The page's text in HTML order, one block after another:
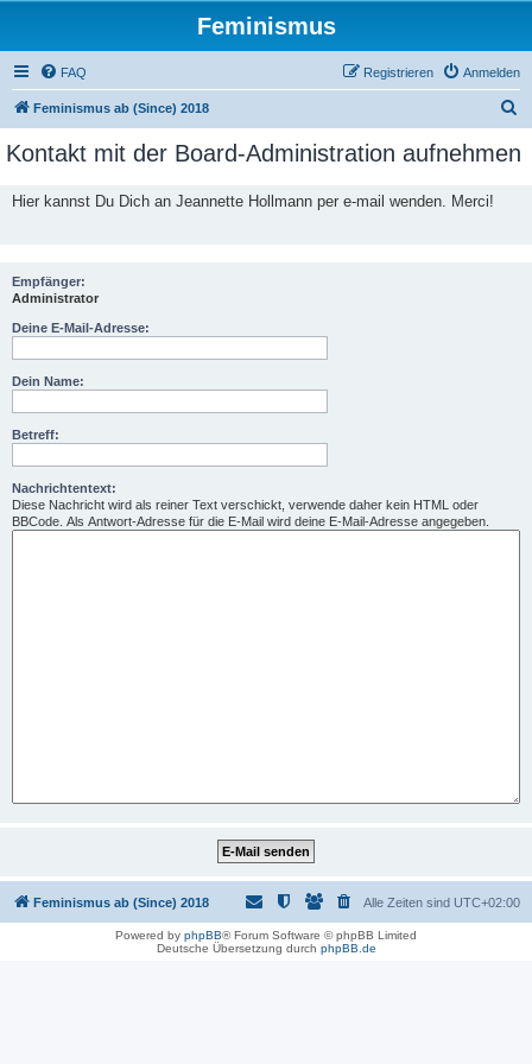
Feminismus
FAQ Anmelden
Registrieren
Feminismus ab (Since) 2018
c
Kontakt mit der Board-Administration aufnehmen
Hier kannst Du Dich an Jeannette Hollmann per e-mail wenden. Merci!
Empfänger:
Administrator
Deine E-Mail-Adresse:
Dein Name:
Betreff:
Nachrichtentext:
Diese Nachricht wird als reiner Text verschickt, verwende daher kein HTML oder
BBCode. Als Antwort-Adresse für die E-Mail wird deine E-Mail-Adresse angegeben.
Feminismus ab (Since) 2018 Alle Zeiten sind UTC+02:00
Powered by phpBB® Forum Software © phpBB Limited
Deutsche Übersetzung durch phpBB.de